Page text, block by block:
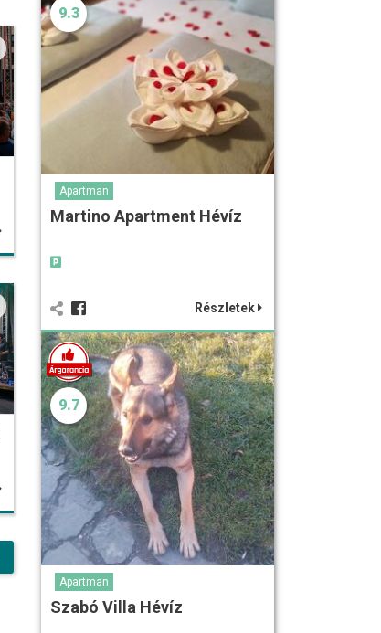
9.3
Apartman
Martino Apartment Hévíz
Részletek
9.7
Apartman
Szabó Villa Hévíz